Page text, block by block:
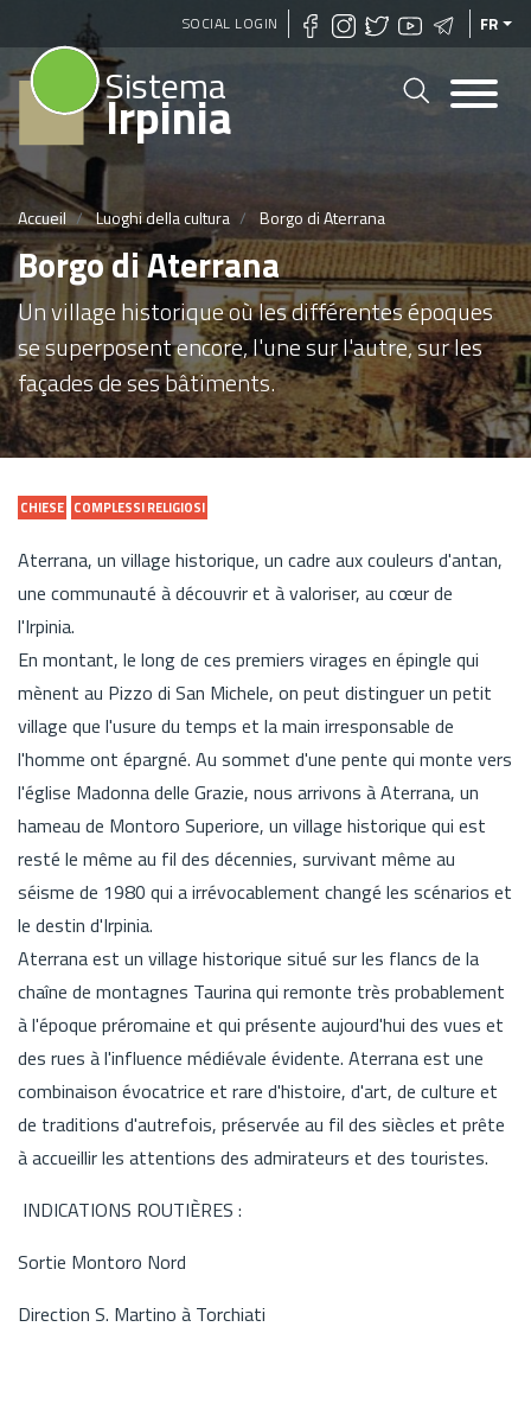
Aller
au
SOCIAL LOGIN FR
Sistema
Irpinia
Accueil Luoghi della cultura Borgo di Aterrana
Borgo di Aterrana
Un village historique où les différentes époques
se superposent encore, l'une sur l'autre, sur les
façades de ses bâtiments.
CHIESE COMPLESSI RELIGIOSI
Aterrana, un village historique, un cadre aux couleurs d'antan,
une communauté à découvrir et à valoriser, au cœur de
l'Irpinia.
En montant, le long de ces premiers virages en épingle qui
mènent au Pizzo di San Michele, on peut distinguer un petit
village que l'usure du temps et la main irresponsable de
l'homme ont épargné. Au sommet d'une pente qui monte vers
l'église Madonna delle Grazie, nous arrivons à Aterrana, un
hameau de Montoro Superiore, un village historique qui est
resté le même au fil des décennies, survivant même au
séisme de 1980 qui a irrévocablement changé les scénarios et
le destin d'Irpinia.
Aterrana est un village historique situé sur les flancs de la
chaîne de montagnes Taurina qui remonte très probablement
à l'époque préromaine et qui présente aujourd'hui des vues et
des rues à l'influence médiévale évidente. Aterrana est une
combinaison évocatrice et rare d'histoire, d'art, de culture et
de traditions d'autrefois, préservée au fil des siècles et prête
à accueillir les attentions des admirateurs et des touristes.
INDICATIONS ROUTIÈRES :
Sortie Montoro Nord
Direction S. Martino à Torchiati